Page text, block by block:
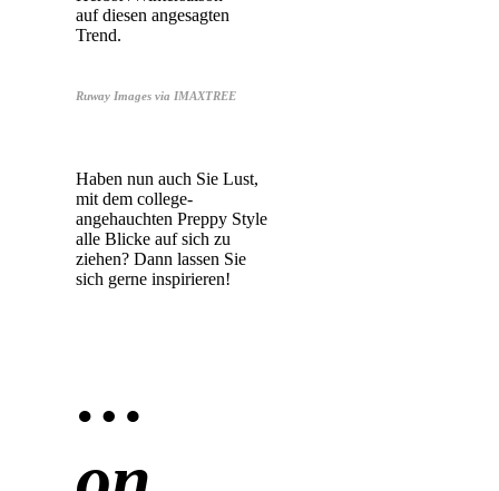
auf diesen angesagten
Trend.
Ruway Images via IMAXTREE
Haben nun auch Sie Lust,
mit dem college-
angehauchten Preppy Style
alle Blicke auf sich zu
ziehen? Dann lassen Sie
sich gerne inspirieren!
…